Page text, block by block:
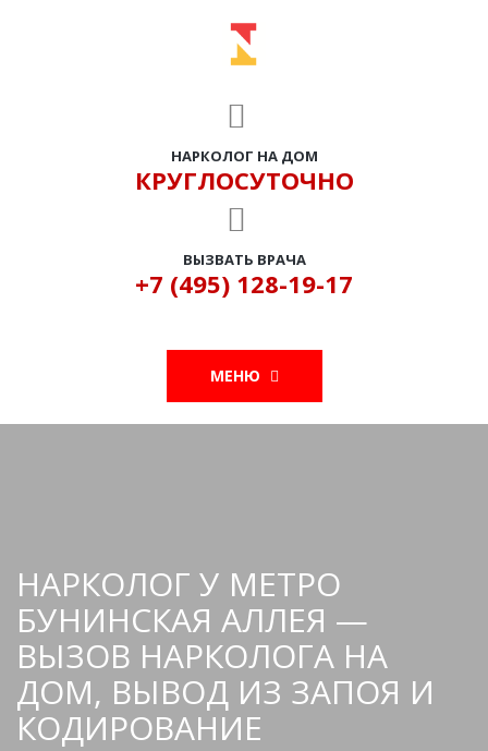
НАРКОЛОГ НА ДОМ
КРУГЛОСУТОЧНО
ВЫЗВАТЬ ВРАЧА
+7 (495) 128-19-17
МЕНЮ
НАРКОЛОГ У МЕТРО
БУНИНСКАЯ АЛЛЕЯ —
ВЫЗОВ НАРКОЛОГА НА
ДОМ, ВЫВОД ИЗ ЗАПОЯ И
КОДИРОВАНИЕ